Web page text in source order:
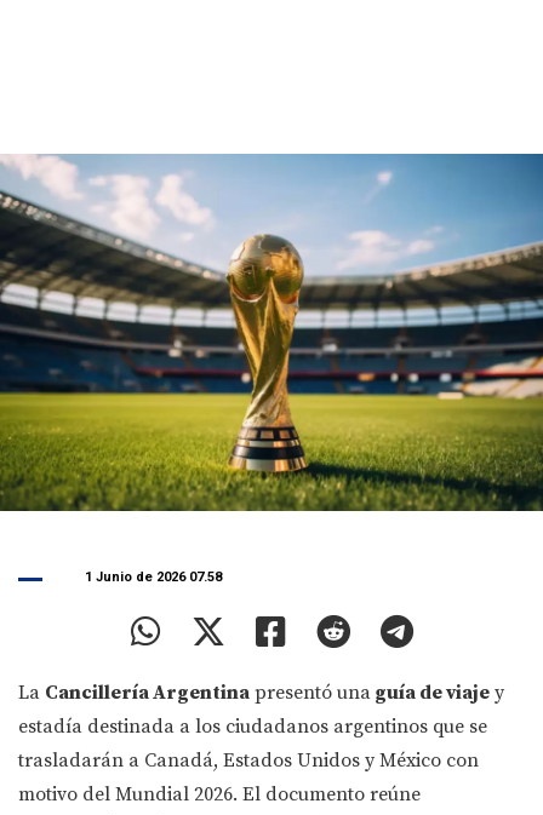
1 Junio de 2026 07.58
La Cancillería Argentina presentó una guía de viaje y
estadía destinada a los ciudadanos argentinos que se
trasladarán a Canadá, Estados Unidos y México con
motivo del Mundial 2026. El documento reúne